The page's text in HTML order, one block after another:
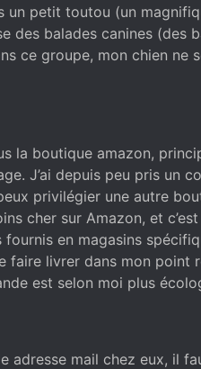
un petit toutou (un
des balades canines (des
ce groupe, mon chien ne
la boutique amazon,
J’ai depuis peu pris un
privilégier une autre
cher sur Amazon, et
fournis en magasins
faire livrer dans mon point
est selon moi plus
adresse mail chez eux, il